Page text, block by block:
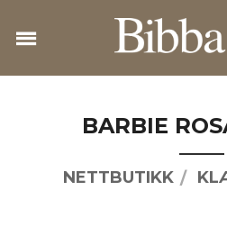
BARBIE
NETTBUTIKK